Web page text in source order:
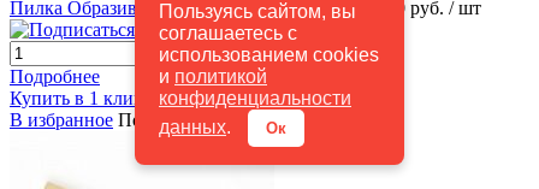
Пользуясь сайтом, вы
соглашаетесь с
использованием cookies
и политикой
конфиденциальности
данных. Ок
Пилка Образивная для ног большая Спивакъ
60 руб. / шт
Подписаться
Подробнее
Купить в 1 клик
К сравнению
В избранное Под заказ